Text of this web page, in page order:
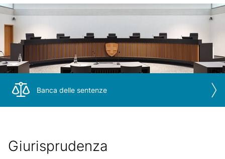
Banca delle sentenze
Giurisprudenza